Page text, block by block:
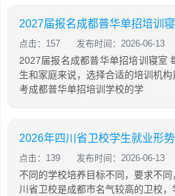
2027届报名成都普华单招培训
点击：157 发布时间：2026-06-13
2027届报名成都普华单招培训寝室
生和家庭来说，选择合适的培训机
考成都普华单招培训学校的学
2026年四川省卫校学生就业形
点击：139 发布时间：2026-06-13
不同的学校培养目标不同，要求不
川省卫校是成都市名气较高的卫校